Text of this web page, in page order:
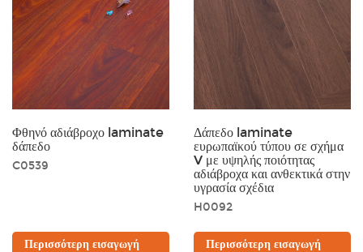
Φθηνό αδιάβροχο laminate
δάπεδο
C0539
Περισσότερη εισαγωγή
Δάπεδο laminate
ευρωπαϊκού τύπου σε σχήμα
V με υψηλής ποιότητας
αδιάβροχα και ανθεκτικά στην
υγρασία σχέδια
H0092
Περισσότερη εισαγωγή